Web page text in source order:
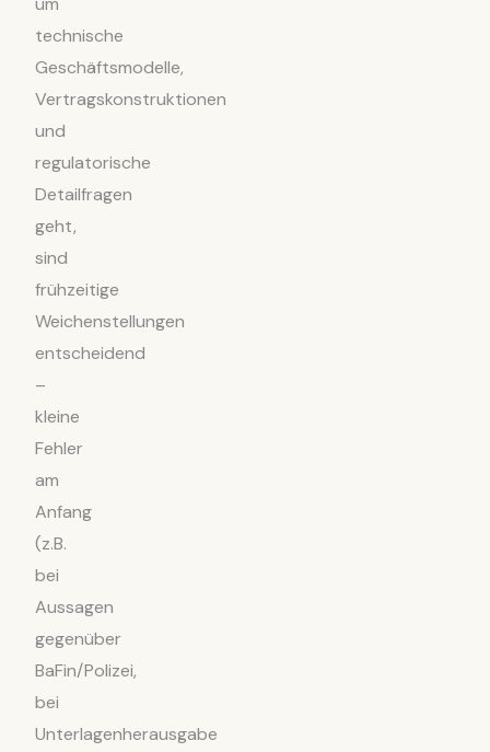
technische
Geschäftsmodelle,
Vertragskonstruktionen
und
regulatorische
Detailfragen
geht,
sind
frühzeitige
Weichenstellungen
entscheidend
–
kleine
Fehler
am
Anfang
(z.B.
bei
Aussagen
gegenüber
BaFin/Polizei,
bei
Unterlagenherausgabe